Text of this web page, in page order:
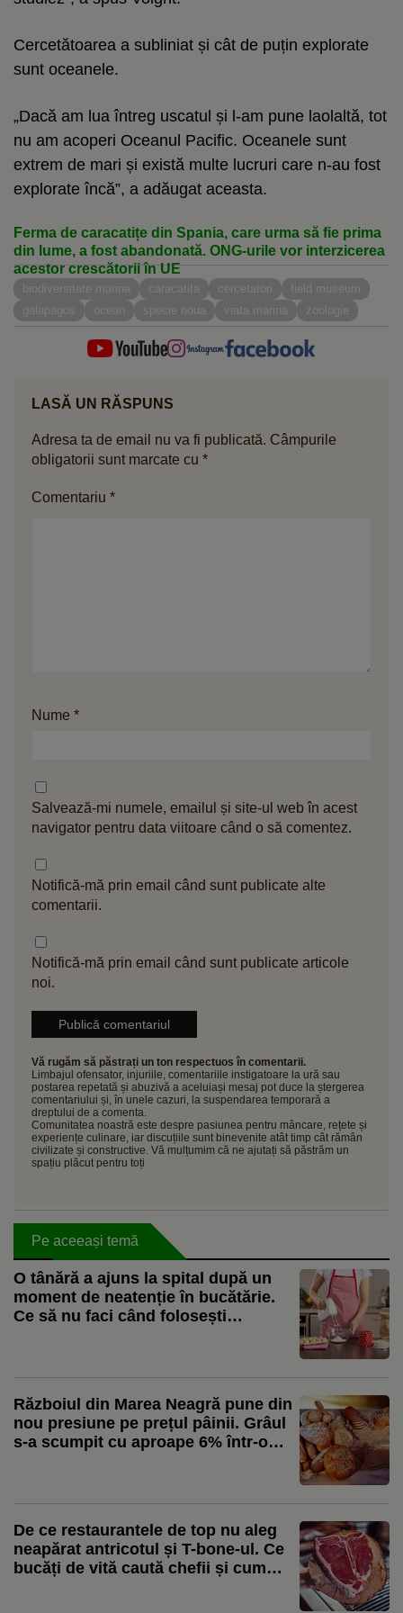
Cercetătoarea a subliniat și cât de puțin explorate
sunt oceanele.
„Dacă am lua întreg uscatul și l-am pune laolaltă, tot
nu am acoperi Oceanul Pacific. Oceanele sunt
extrem de mari și există multe lucruri care n-au fost
explorate încă”, a adăugat aceasta.
Ferma de caracatițe din Spania, care urma să fie prima
din lume, a fost abandonată. ONG-urile vor interzicerea
acestor crescătorii în UE
biodiversitate marina caracatita cercetatori
field museum
galapagos
ocean specie noua viata marina zoologie
LASĂ UN RĂSPUNS
Adresa ta de email nu va fi publicată. Câmpurile
obligatorii sunt marcate cu *
Comentariu *
Nume *
Salvează-mi numele, emailul și site-ul web în acest
navigator pentru data viitoare când o să comentez.
Notifică-mă prin email când sunt publicate alte
comentarii.
Notifică-mă prin email când sunt publicate articole
noi.
Vă rugăm să păstrați un ton respectuos în comentarii.
Limbajul ofensator, injuriile, comentariile instigatoare la ură sau
postarea repetată și abuzivă a aceluiași mesaj pot duce la ștergerea
comentariului și, în unele cazuri, la suspendarea temporară a
dreptului de a comenta.
Comunitatea noastră este despre pasiunea pentru mâncare, rețete și
experiențe culinare, iar discuțiile sunt binevenite atât timp cât rămân
civilizate și constructive. Vă mulțumim că ne ajutați să păstrăm un
spațiu plăcut pentru toți
Pe aceeași temă
O tânără a ajuns la spital după un
moment de neatenție în bucătărie.
Ce să nu faci când folosești
Războiul din Marea Neagră pune din
nou presiune pe prețul pâinii. Grâul
s-a scumpit cu aproape 6% într-o
De ce restaurantele de top nu aleg
neapărat antricotul și T-bone-ul. Ce
bucăți de vită caută chefii și cum